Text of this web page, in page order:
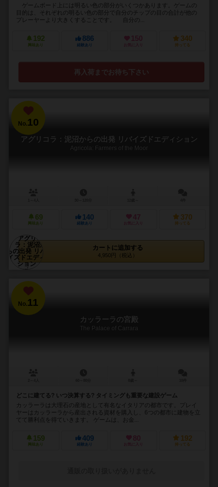
ゲームボード上には明るい色の部分がいくつかあります。ゲームの
目的は、それぞれの明るい色の部分で自分のチップの目の合計が他の
プレーヤーより大きくすることです。 自分の...
192
興味あり
886
経験あり
150
お気に入り
340
持ってる
再入荷までお待ち下さい
No. 10
アグリコラ：泥沼からの出発 リバイズドエディション
Agricola: Farmers of the Moor
69
興味あり
140
経験あり
47
お気に入り
370
持ってる
カートに追加する
4,950円（税込）
No.11
カッラーラの宮殿
The Palace of Carrara
どこに建てる? いつ決算する? タイミングも重要な建設ゲーム
カッラーラは大理石の産地として有名なイタリアの都市です。プレイ
ヤーはカッラーラから産出される資材を購入し、6つの都市に建物を立
てて勝利点を得ていきます。 ゲームは、お金...
159
興味あり
409
経験あり
80
お気に入り
192
持ってる